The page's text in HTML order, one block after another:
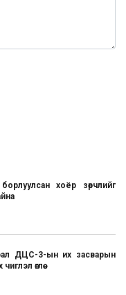
хоёр зөрчлийг
ДЦС-3-ын их засварын
өглөө